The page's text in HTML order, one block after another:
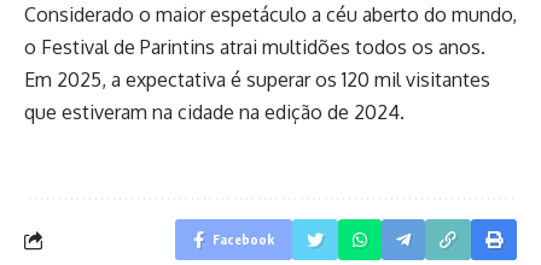
Considerado o maior espetáculo a céu aberto do mundo,
o Festival de Parintins atrai multidões todos os anos.
Em 2025, a expectativa é superar os 120 mil visitantes
que estiveram na cidade na edição de 2024.
Facebook